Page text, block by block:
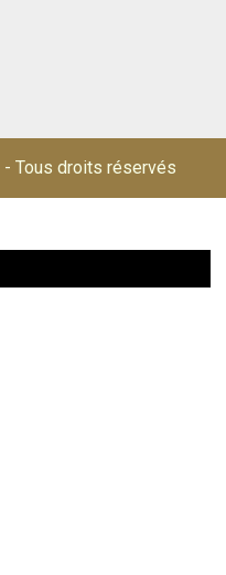
- Tous droits réservés